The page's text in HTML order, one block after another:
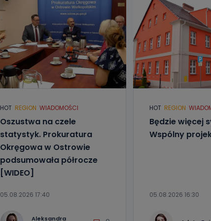
HOT REGION WIADOMOŚCI
Oszustwa na czele
statystyk. Prokuratura
Okręgowa w Ostrowie
podsumowała półrocze
[WIDEO]
05.08.2026 17:40
Aleksandra
HOT REGION
Będzie więcej
Wspólny
05.08.2026 16:30